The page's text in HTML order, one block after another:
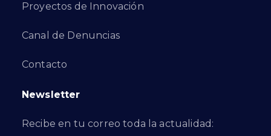
Proyectos de Innovación
Canal de Denuncias
Contacto
Newsletter
Recibe en tu correo toda la actualidad: